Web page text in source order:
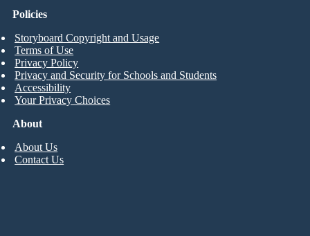
About
About Us
Contact Us
Policies
Storyboard Copyright and Usage
Terms of Use
Privacy Policy
Privacy and Security for Schools and Students
Accessibility
Your Privacy Choices